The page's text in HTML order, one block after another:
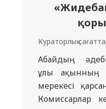
Кураторлық
Абайдың
ұлы ақынның
мерекесі
Комиссарлар